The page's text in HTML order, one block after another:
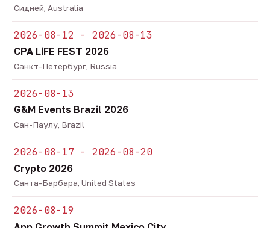
Сидней, Australia
2026-08-12 - 2026-08-13
CPA LiFE FEST 2026
Санкт-Петербург, Russia
2026-08-13
G&M Events Brazil 2026
Сан-Паулу, Brazil
2026-08-17 - 2026-08-20
Crypto 2026
Санта-Барбара, United States
2026-08-19